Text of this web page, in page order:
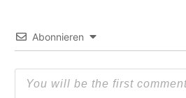
Abonnieren